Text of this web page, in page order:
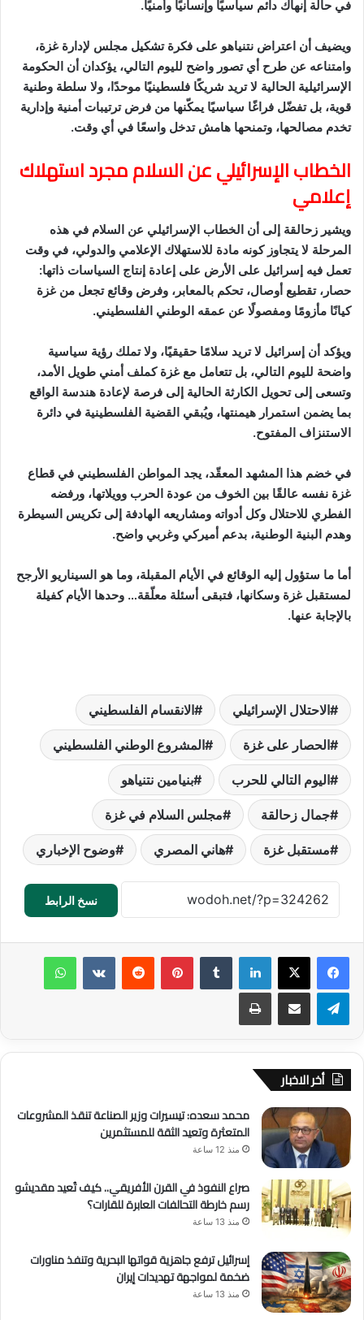
في حالة إنهاك دائم سياسيًا وإنسانيًا وأمنيًا.
ويضيف أن اعتراض نتنياهو على فكرة تشكيل مجلس لإدارة غزة،
وامتناعه عن طرح أي تصور واضح لليوم التالي، يؤكدان أن الحكومة
الإسرائيلية الحالية لا تريد شريكًا فلسطينيًا موحدًا، ولا سلطة وطنية
قوية، بل تفضّل فراغًا سياسيًا يمكّنها من فرض ترتيبات أمنية وإدارية
تخدم مصالحها، وتمنحها هامش تدخل واسعًا في أي وقت.
الخطاب الإسرائيلي عن السلام مجرد استهلاك
إعلامي
ويشير زحالقة إلى أن الخطاب الإسرائيلي عن السلام في هذه
المرحلة لا يتجاوز كونه مادة للاستهلاك الإعلامي والدولي، في وقت
تعمل فيه إسرائيل على الأرض على إعادة إنتاج السياسات ذاتها:
حصار، تقطيع أوصال، تحكم بالمعابر، وفرض وقائع تجعل من غزة
كيانًا مأزومًا ومفصولًا عن عمقه الوطني الفلسطيني.
ويؤكد أن إسرائيل لا تريد سلامًا حقيقيًا، ولا تملك رؤية سياسية
واضحة لليوم التالي، بل تتعامل مع غزة كملف أمني طويل الأمد،
وتسعى إلى تحويل الكارثة الحالية إلى فرصة لإعادة هندسة الواقع
بما يضمن استمرار هيمنتها، ويُبقي القضية الفلسطينية في دائرة
الاستنزاف المفتوح.
في خضم هذا المشهد المعقّد، يجد المواطن الفلسطيني في قطاع
غزة نفسه عالقًا بين الخوف من عودة الحرب وويلاتها، ورفضه
الفطري للاحتلال وكل أدواته ومشاريعه الهادفة إلى تكريس السيطرة
وهدم البنية الوطنية، بدعم أميركي وغربي واضح.
أما ما ستؤول إليه الوقائع في الأيام المقبلة، وما هو السيناريو الأرجح
لمستقبل غزة وسكانها، فتبقى أسئلة معلّقة… وحدها الأيام كفيلة
بالإجابة عنها.
الاحتلال الإسرائيلي الانقسام الفلسطيني
الحصار على غزة المشروع الوطني الفلسطيني
اليوم التالي للحرب بنيامين نتنياهو
جمال زحالقة مجلس السلام في غزة
مستقبل غزة هاني المصري وضوح الإخباري
نسخ الرابط
لينكدإن بينتيريست
أخر الاخبار
محمد سعده: تيسيرات وزير الصناعة تنقذ المشروعات
المتعثرة وتعيد الثقة للمستثمرين
منذ 12 ساعة
صراع النفوذ في القرن الأفريقي.. كيف تُعيد مقديشو
رسم خارطة التحالفات العابرة للقارات؟
منذ 13 ساعة
إسرائيل ترفع جاهزية قواتها البحرية وتنفذ مناورات
ضخمة لمواجهة تهديدات إيران
منذ 13 ساعة